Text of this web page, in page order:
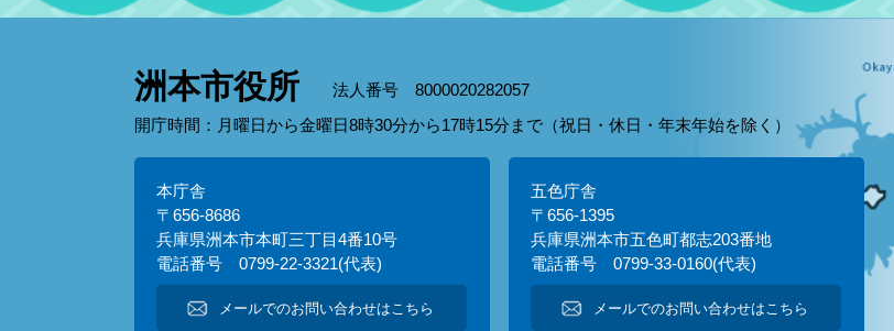
洲本市役所
法人番号 8000020282057
開庁時間：月曜日から金曜日8時30分から17時15分まで（祝日・休日・年末年始を除く）
本庁舎
〒656-8686
兵庫県洲本市本町三丁目4番10号
電話番号 0799-22-3321(代表)
メールでのお問い合わせはこちら
五色庁舎
〒656-1395
兵庫県洲本市五色町都志203番地
電話番号 0799-33-0160(代表)
メールでのお問い合わせはこちら